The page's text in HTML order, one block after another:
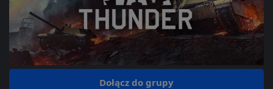
Dołącz do grupy